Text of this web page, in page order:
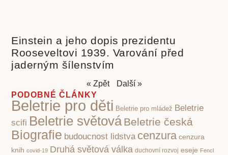
Einstein a jeho dopis prezidentu
Rooseveltovi 1939. Varování před
jaderným šílenstvím
« Zpět
Další »
PODOBNÉ ČLÁNKY
Beletrie pro děti Beletrie pro mládež Beletrie
scifi Beletrie světováBeletrie česká
Biografie budoucnost lidstva cenzura cenzura
knih covid-19 Druhá světová válka duchovní rozvoj eseje Fencl